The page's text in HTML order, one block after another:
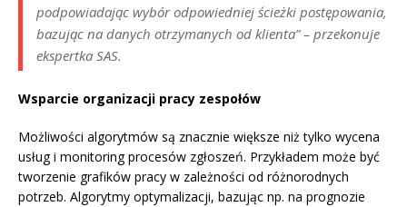
podpowiadając wybór odpowiedniej ścieżki postępowania,
bazując na danych otrzymanych od klienta” – przekonuje
ekspertka SAS.
Wsparcie organizacji pracy zespołów
Możliwości algorytmów są znacznie większe niż tylko wycena
usług i monitoring procesów zgłoszeń. Przykładem może być
tworzenie grafików pracy w zależności od różnorodnych
potrzeb. Algorytmy optymalizacji, bazując np. na prognozie